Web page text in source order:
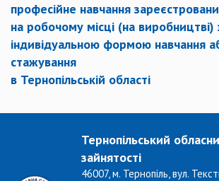
професійне навчання
на робочому місці (на виробництві)
індивідуальною формою навчання
стажування
в Тернопільській області
Тернопільський
зайнятості
46007, м. Тернопіль, вул.